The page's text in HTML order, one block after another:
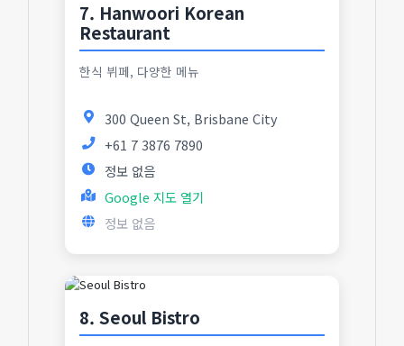
7. Hanwoori Korean
Restaurant
한식 뷔페, 다양한 메뉴
300 Queen St, Brisbane City
+61 7 3876 7890
정보 없음
Google 지도 열기
정보 없음
8. Seoul Bistro